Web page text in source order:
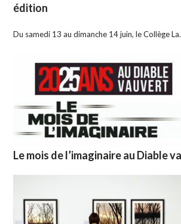
édition
Du samedi 13 au dimanche 14 juin, le Collège
Le mois de l’imaginaire au Diable